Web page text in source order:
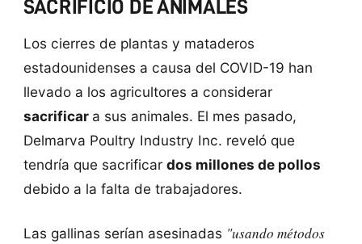
SACRIFICIO DE ANIMALES
Los cierres de plantas y mataderos
estadounidenses a causa del COVID-19 han
llevado a los agricultores a considerar
sacrificar a sus animales. El mes pasado,
Delmarva Poultry Industry Inc. reveló que
tendría que sacrificar dos millones de pollos
debido a la falta de trabajadores.
Las gallinas serían asesinadas "usando métodos